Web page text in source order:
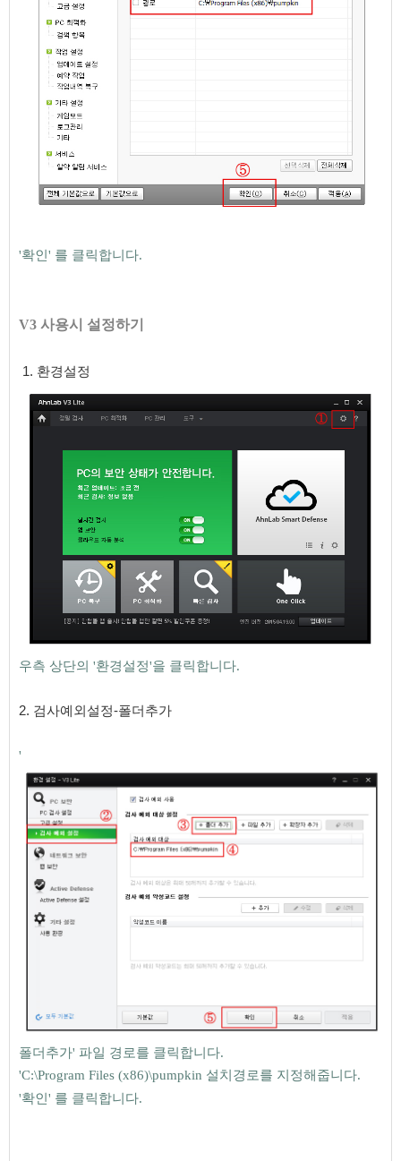
'확인' 를 클릭합니다.
V3 사용시 설정하기
1. 환경설정
우측 상단의 '환경설정'을 클릭합니다.
2. 검사예외설정-폴더추가
'
폴더추가' 파일 경로를 클릭합니다.
'C:\Program Files (x86)\pumpkin 설치경로를 지정해줍니다.
'확인' 를 클릭합니다.